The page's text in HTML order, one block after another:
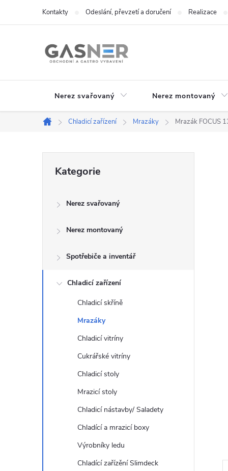
Kontakty Odeslání, převzetí a doručení Realizace
Nerez svařovaný Nerez montovaný
Domů
Chladicí zařízení Mrazáky Mrazák FOCUS
r
kategorie
Kategorie
Nerez svařovaný
Nerez montovaný
Spotřebiče a inventář
Chladicí zařízení
Chladicí skříně
Mrazáky
Chladicí vitríny
Cukrářské vitríny
Chladicí stoly
Mrazicí stoly
Chladicí nástavby/ Saladety
Chladící a mrazicí boxy
Výrobníky ledu
Chladící zařízění Slimdeck